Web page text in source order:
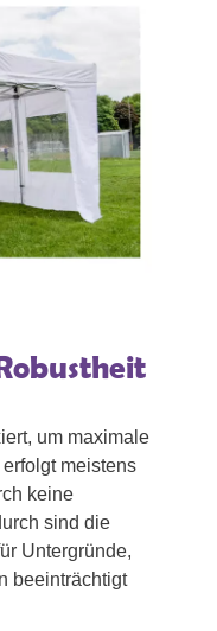
um maximale
meistens
keine
sind die
Untergründe,
beeinträchtigt